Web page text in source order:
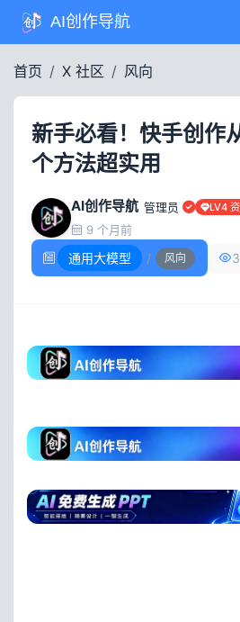
AI创作导航
首页 X 社区 风向
新手必看！快手创作
个方法超实用
AI创作导航 管理员 LV4
9 个月前
通用大模型 / 风向